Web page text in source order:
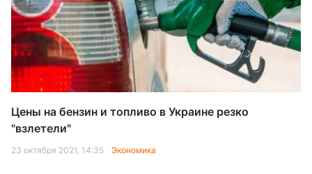
Цены на бензин и топливо в Украине резко
"взлетели"
23 октября 2021, 14:35 Экономика